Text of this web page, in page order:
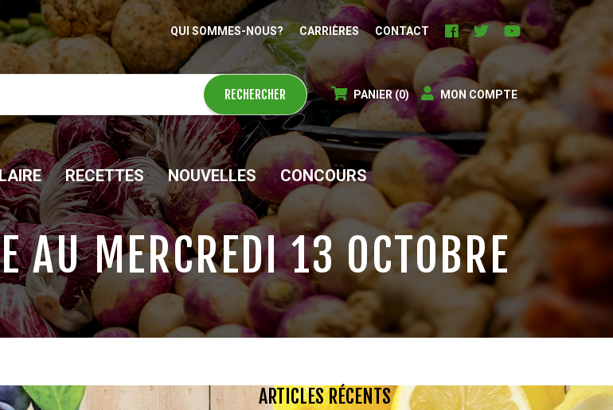
QUI SOMMES-NOUS? CARRIÈRES CONTACT
PANIER (0) MON COMPTE
RECETTES NOUVELLES CONCOURS
AU MERCREDI 13 OCTOBRE
ARTICLES RÉCENTS